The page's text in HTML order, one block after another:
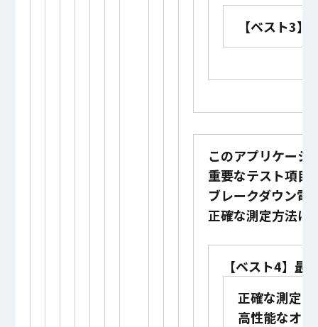
【ベスト3】
このアプリケーシ
重要なテスト項目
ブレークダウン電
正確な測定方法に
【ベスト4】最
正確な測定
高性能なオ